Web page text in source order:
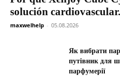
solución
maxwelhelp - 05.08.2026
Як вибрати
путівник для
парфумерії